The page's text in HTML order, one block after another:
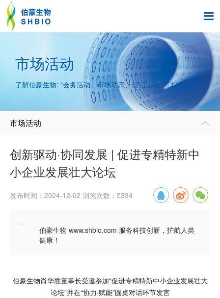

市场活动
了解伯豪生物: “会务活动、市场动态、促销活动” 等相关信息。
市场活动 
创新驱动·协同发展 | 促进专精特新中
小企业发展壮大论坛
发布时间：2024-12-02 浏览次数：5334
“
伯豪生物 www.shbio.com 服务科技创新，护航人类
健康！
伯豪生物肖华胜董事长受邀参加“促进专精特新中小企业发展壮大
论坛”并在“协力·赋能”圆桌对话环节发言